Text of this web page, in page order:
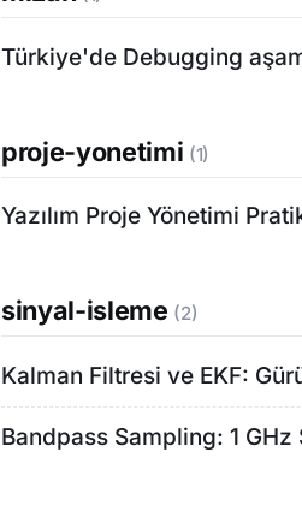
Türkiye'de Debugging
proje-yonetimi (1)
Yazılım Proje Yönetimi
sinyal-isleme (2)
Kalman Filtresi ve EKF:
Bandpass Sampling: 1